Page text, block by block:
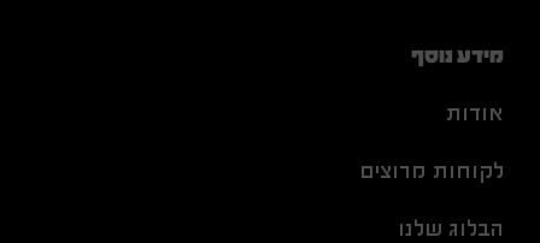
מידע נוסף
אודות
לקוחות מרוצים
הבלוג שלנו